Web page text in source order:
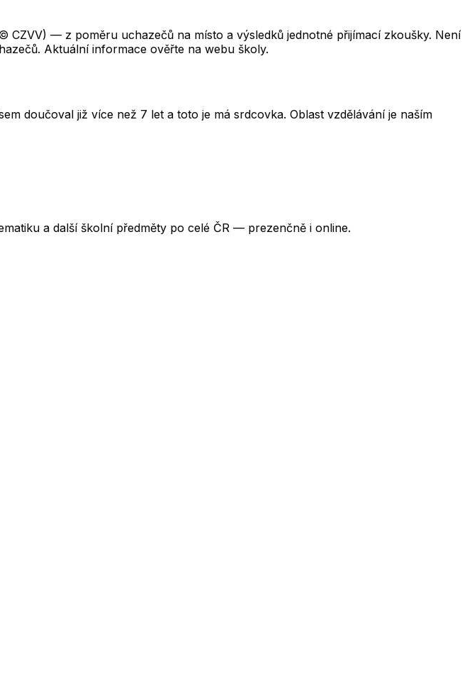
CZVV) — z poměru uchazečů na místo a výsledků jednotné přijímací zkoušky. Není
Aktuální informace ověřte na webu školy.
doučoval již více než 7 let a toto je má srdcovka. Oblast vzdělávání je naším
a další školní předměty po celé ČR — prezenčně i online.